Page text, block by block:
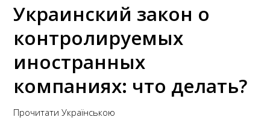
Украинский закон о
контролируемых
иностранных
компаниях: что делать?
Прочитати Українською